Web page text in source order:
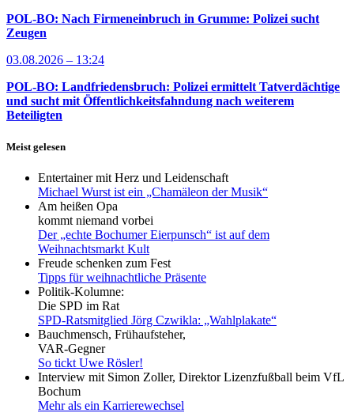
POL-BO: Nach Firmeneinbruch in Grumme: Polizei sucht
Zeugen
03.08.2026 – 13:24
POL-BO: Landfriedensbruch: Polizei ermittelt Tatverdächtige
und sucht mit Öffentlichkeitsfahndung nach weiterem
Beteiligten
Meist gelesen
Entertainer mit Herz und Leidenschaft
Michael Wurst ist ein „Chamäleon der Musik“
Am heißen Opa
kommt niemand vorbei
Der „echte Bochumer Eierpunsch“ ist auf dem
Weihnachtsmarkt Kult
Freude schenken zum Fest
Tipps für weihnachtliche Präsente
Politik-Kolumne:
Die SPD im Rat
SPD-Ratsmitglied Jörg Czwikla: „Wahlplakate“
Bauchmensch, Frühaufsteher,
VAR-Gegner
So tickt Uwe Rösler!
Interview mit Simon Zoller, Direktor Lizenzfußball beim VfL
Bochum
Mehr als ein Karrierewechsel